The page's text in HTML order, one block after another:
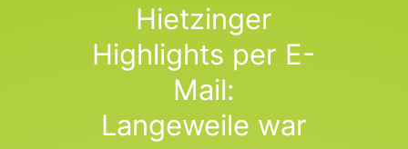
Hietzinger
Highlights per E-
Mail:
Langeweile war